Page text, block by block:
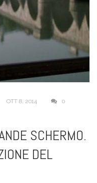
OTT 8, 2014 0
SCHERMO.
DEL